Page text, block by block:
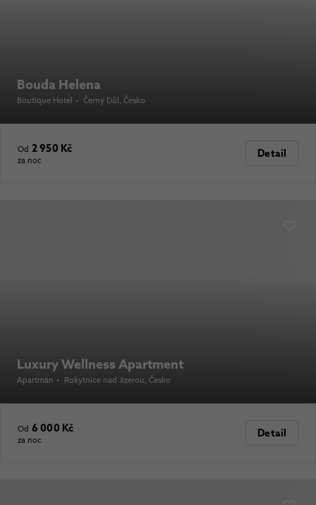
Bouda Helena
Boutique Hotel • Černý Důl , Česko
Od 2 950 Kč
za noc
Detail
Luxury Wellness Apartment
Apartmán • Rokytnice nad Jizerou, Česko
Od 6 000 Kč
za noc
Detail